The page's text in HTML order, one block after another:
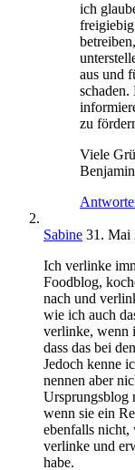
ich
aus und
zu
Viele
Benjamin
Sabine 31. Mai
Ich verlinke
Foodblog,
nach und
wie ich auch
verlinke, wenn
dass das bei
Jedoch kenne
nennen aber
Ursprungsblog
wenn sie ein
ebenfalls nicht,
verlinke und
habe.